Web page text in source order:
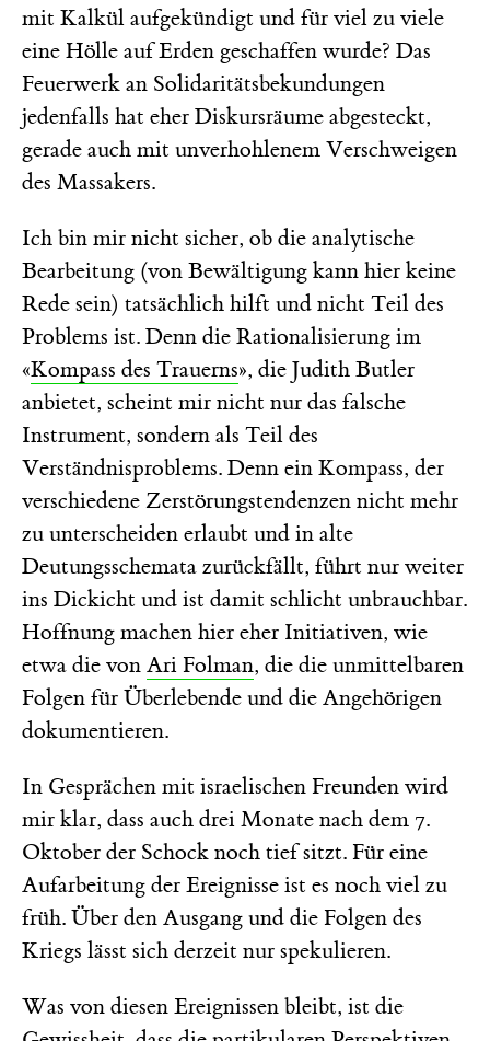
mit Kalkül aufgekündigt und für viel zu viele
eine Hölle auf Erden geschaffen wurde? Das
Feuerwerk an Solidaritätsbekundungen
jedenfalls hat eher Diskursräume abgesteckt,
gerade auch mit unverhohlenem Verschweigen
des Massakers.
Ich bin mir nicht sicher, ob die analytische
Bearbeitung (von Bewältigung kann hier keine
Rede sein) tatsächlich hilft und nicht Teil des
Problems ist. Denn die Rationalisierung im
«Kompass des Trauerns», die Judith Butler
anbietet, scheint mir nicht nur das falsche
Instrument, sondern als Teil des
Verständnisproblems. Denn ein Kompass, der
verschiedene Zerstörungstendenzen nicht mehr
zu unterscheiden erlaubt und in alte
Deutungsschemata zurückfällt, führt nur weiter
ins Dickicht und ist damit schlicht unbrauchbar.
Hoffnung machen hier eher Initiativen, wie
etwa die von Ari Folman, die die unmittelbaren
Folgen für Überlebende und die Angehörigen
dokumentieren.
In Gesprächen mit israelischen Freunden wird
mir klar, dass auch drei Monate nach dem 7.
Oktober der Schock noch tief sitzt. Für eine
Aufarbeitung der Ereignisse ist es noch viel zu
früh. Über den Ausgang und die Folgen des
Kriegs lässt sich derzeit nur spekulieren.
Was von diesen Ereignissen bleibt, ist die